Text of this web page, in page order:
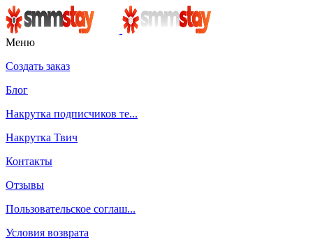
Меню
Создать заказ
Блог
Накрутка подписчиков те...
Накрутка Твич
Контакты
Отзывы
Пользовательское соглаш...
Условия возврата